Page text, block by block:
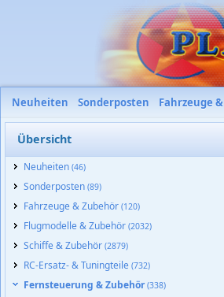
Neuheiten Sonderposten Fahrzeuge
Übersicht
Neuheiten (46)
Sonderposten (89)
Fahrzeuge & Zubehör (120)
Flugmodelle & Zubehör (2032)
Schiffe & Zubehör (2879)
RC-Ersatz- & Tuningteile (732)
Fernsteuerung & Zubehör(338)